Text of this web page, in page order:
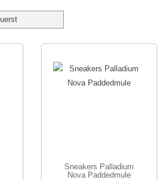
Sneakers Palladium
Nova Paddedmule